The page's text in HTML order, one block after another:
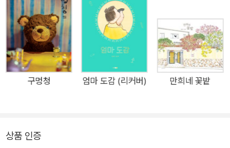
화롭기만 하다. 『시계탕』은 시간을 저당 잡힌 채 분초 단위로 쫓
고 쫓기며 살아가는 삶에 별안간 브레이크를 걸어 버린다. 엄마에
게는 징벌 같은, 아이에게는 자유로 느껴진 상반된 시간 앞에 우
리를 세우고, 앞으로 다가올 시간이 어디로 향하면 좋을지 핸들을
쥐어 준다. '시계탕? 시계탕이라고?' 미지의 시계탕을 향한 아이
의 용감무쌍 모험기 학교에 다녀온 뒤 시계가(엄마가) 완전히 멈
탕'으로 와 보라는 의문의 말을 남기고 사라지는데……. 잔소리에
구멍청 엄마 도감 (리커버) 만희네 꽃밭
상품 인증